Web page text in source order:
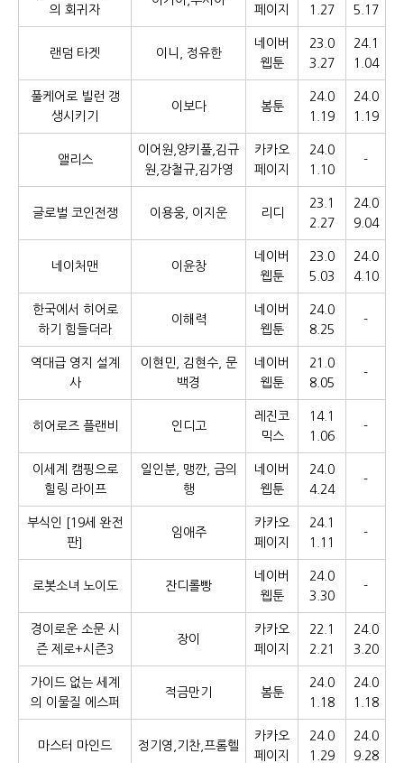
의 회귀자
페이지
1.27
5.17
랜덤 타겟 이니, 정유한
네이버
웹툰
23.0
3.27
24.1
1.04
풀케어로 빌런 갱
생시키기
이보다 봄툰
24.0
1.19
24.0
1.19
앨리스
이어원,양키풀,김규
원,강철규,김가영
카카오
페이지
24.0
1.10
-
글로벌 코인전쟁 이용웅, 이지운 리디
23.1
2.27
24.0
9.04
네이처맨 이윤창
네이버
웹툰
23.0
5.03
24.0
4.10
한국에서 히어로
하기 힘들더라
이해력
네이버
웹툰
24.0
8.25
-
역대급 영지 설계
사
이현민, 김현수, 문
백경
네이버
웹툰
21.0
8.05
-
히어로즈 플랜비 인디고
레진코
믹스
14.1
1.06
-
이세계 캠핑으로
힐링 라이프
일인분, 맹깐, 금의
행
네이버
웹툰
24.0
4.24
-
부식인 [19세 완전
판]
임애주
카카오
페이지
24.1
1.11
-
로봇소녀 노이도 잔디롤빵
네이버
웹툰
24.0
3.30
-
경이로운 소문 시
즌 제로+시즌3
장이
카카오
페이지
22.1
2.21
24.0
3.20
가이드 없는 세계
의 이물질 에스퍼
적금만기 봄툰
24.0
1.18
24.0
1.18
마스터 마인드 정기영,기찬,프롬헬
카카오
페이지
24.0
1.29
24.0
9.28